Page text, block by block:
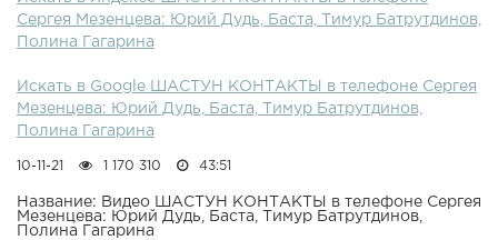
Сергея Мезенцева: Юрий Дудь, Баста, Тимур Батрутдинов,
Полина Гагарина
Искать в Google ШАСТУН КОНТАКТЫ в телефоне Сергея
Мезенцева: Юрий Дудь, Баста, Тимур Батрутдинов,
Полина Гагарина
10-11-21 1 170 310 43:51
Название: Видео ШАСТУН КОНТАКТЫ в телефоне Сергея
Мезенцева: Юрий Дудь, Баста, Тимур Батрутдинов,
Полина Гагарина